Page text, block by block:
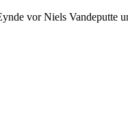
vor Niels Vandeputte